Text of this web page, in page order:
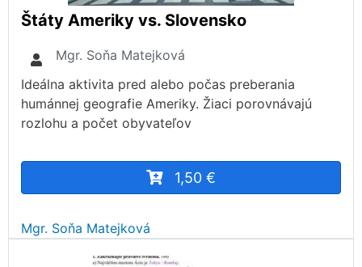
Štáty Ameriky vs. Slovensko
Mgr. Soňa Matejková
Ideálna aktivita pred alebo počas preberania
humánnej geografie Ameriky. Žiaci porovnávajú
rozlohu a počet obyvateľov
1,50 €
Mgr. Soňa Matejková